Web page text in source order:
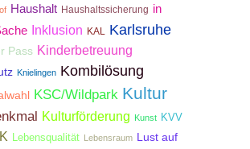
Haushalt Haushaltssicherung in
Inklusion KAL Karlsruhe
Pass Kinderbetreuung
Knielingen Kombilösung
KSC/Wildpark Kultur
Kulturförderung Kunst KVV
Lebensqualität Lebensraum
Lust auf